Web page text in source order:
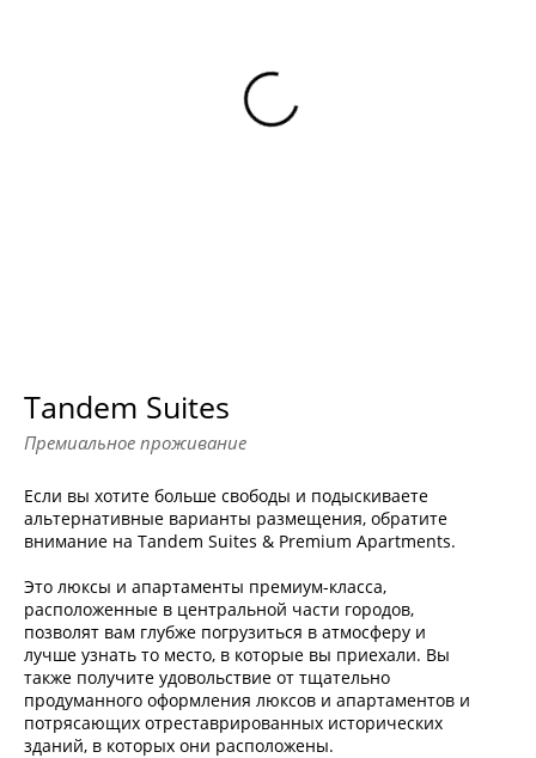
Tandem Suites
Премиальное проживание
Если вы хотите больше свободы и подыскиваете
альтернативные варианты размещения, обратите
внимание на Tandem Suites & Premium Apartments.
Это люксы и апартаменты премиум-класса,
расположенные в центральной части городов,
позволят вам глубже погрузиться в атмосферу и
лучше узнать то место, в которые вы приехали. Вы
также получите удовольствие от тщательно
продуманного оформления люксов и апартаментов и
потрясающих отреставрированных исторических
зданий, в которых они расположены.